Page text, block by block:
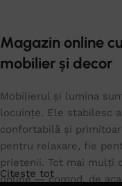
Magazin online
mobilier și decor
Mobilierul și lumina
locuințe. Ele stabilesc
confortabilă și
pentru relaxare, fie
prietenii. Tot mai mulți
online — comod, de
Citeste tot